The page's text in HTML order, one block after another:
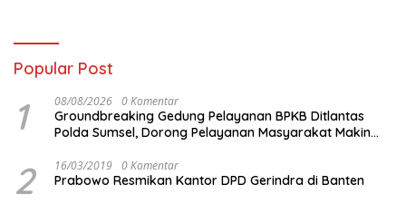
Popular Post
1 08/08/2026 0 Komentar
Groundbreaking Gedung Pelayanan BPKB Ditlantas
Polda Sumsel, Dorong Pelayanan Masyarakat Makin
2 16/03/2019 0 Komentar
Prabowo Resmikan Kantor DPD Gerindra di Banten